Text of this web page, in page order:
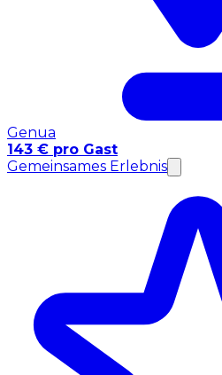
Genua
143 € pro Gast
Gemeinsames Erlebnis